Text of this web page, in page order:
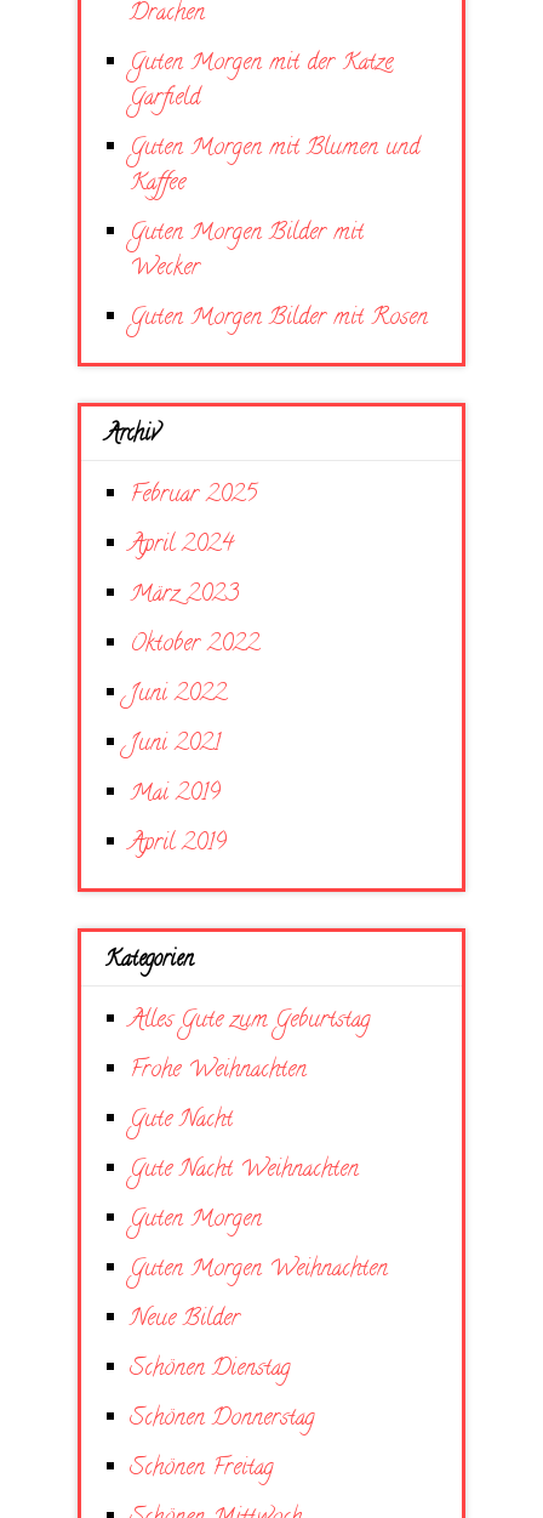
Drachen
Guten Morgen mit der Katze
Garfield
Guten Morgen mit Blumen und
Kaffee
Guten Morgen Bilder mit
Wecker
Guten Morgen Bilder mit Rosen
Archiv
Februar 2025
April 2024
März 2023
Oktober 2022
Juni 2022
Juni 2021
Mai 2019
April 2019
Kategorien
Alles Gute zum Geburtstag
Frohe Weihnachten
Gute Nacht
Gute Nacht Weihnachten
Guten Morgen
Guten Morgen Weihnachten
Neue Bilder
Schönen Dienstag
Schönen Donnerstag
Schönen Freitag